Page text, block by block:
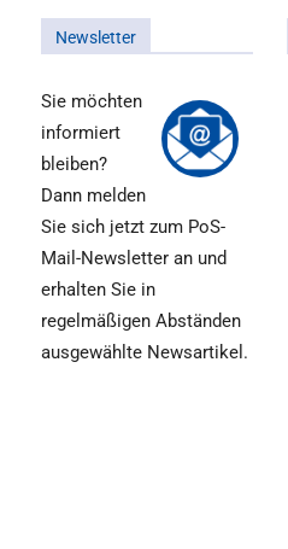
Newsletter
Sie möchten
informiert
bleiben?
Dann melden
Sie sich jetzt zum PoS-
Mail-Newsletter an und
erhalten Sie in
regelmäßigen Abständen
ausgewählte Newsartikel.